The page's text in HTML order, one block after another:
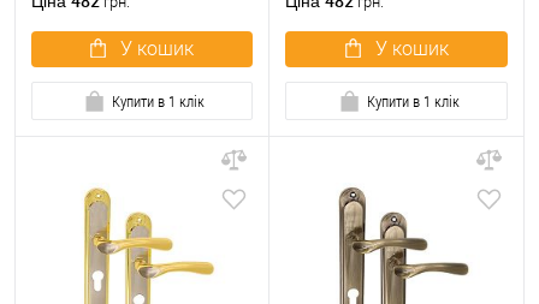
У кошик
Купити в 1 клік
У кошик
Купити в 1 клік